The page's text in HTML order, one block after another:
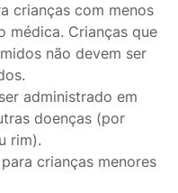
crianças com menos
médica. Crianças que
não devem ser
administrado em
doenças (por
rim).
crianças menores